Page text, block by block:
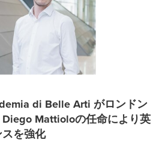
di Belle Arti がロンドン
Mattioloの任命により英
を強化